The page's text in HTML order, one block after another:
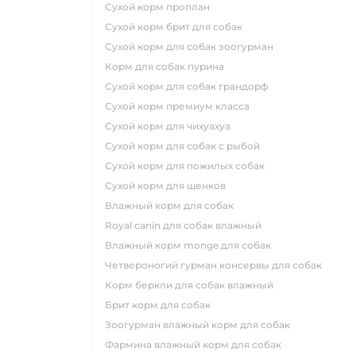
сухой корм проплан
сухой корм брит для собак
сухой корм для собак зоогурман
корм для собак пурина
сухой корм для собак грандорф
сухой корм премиум класса
сухой корм для чихуахуа
сухой корм для собак с рыбой
сухой корм для пожилых собак
сухой корм для щенков
влажный корм для собак
royal canin для собак влажный
влажный корм monge для собак
четвероногий гурман консервы для собак
корм беркли для собак влажный
брит корм для собак
зоогурман влажный корм для собак
фармина влажный корм для собак